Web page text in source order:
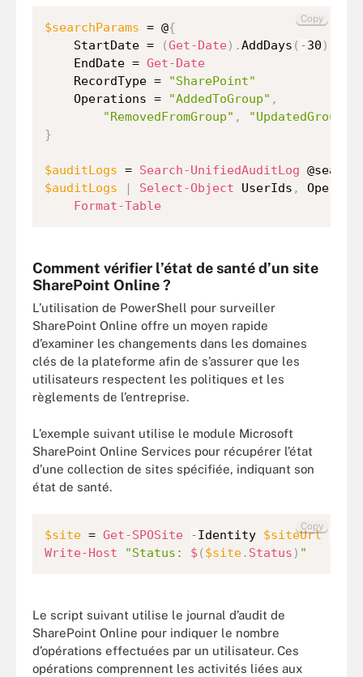
$searchParams = @{
    StartDate =
(Get-Date) .AddDays ( -30 )
    EndDate =
Get-Date
    RecordType =
"SharePoint"
    Operations =
"AddedToGroup" ,
"RemovedFromGroup" , "UpdatedGroup"
}
$auditLogs = Search-UnifiedAuditLog
$auditLogs
| Select-Object UserIds ,
Format-Table
Copy
Comment vérifier l’état de santé d’un site
SharePoint Online ?
L’utilisation de PowerShell pour surveiller
SharePoint Online offre un moyen rapide
d’examiner les changements dans les domaines
clés de la plateforme afin de s’assurer que les
utilisateurs respectent les politiques et les
règlements de l’entreprise.
L’exemple suivant utilise le module Microsoft
SharePoint Online Services pour récupérer l’état
d’une collection de sites spécifiée, indiquant son
état de santé.
$site = Get-SPOSite -Identity $siteUrl
Write-Host
"Status: $ ( $site. Status ) "
Copy
Le script suivant utilise le journal d’audit de
SharePoint Online pour indiquer le nombre
d’opérations effectuées par un utilisateur. Ces
opérations comprennent les activités liées aux